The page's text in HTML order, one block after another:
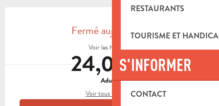
RESTAURANTS
TOURISME ET
S'INFORMER
CONTACT
OUVERTURE ET COORDONNÉES
Fermé aujourd'hui
Voir les horaires
24,00 €
Adulte
Voir tous les tarifs